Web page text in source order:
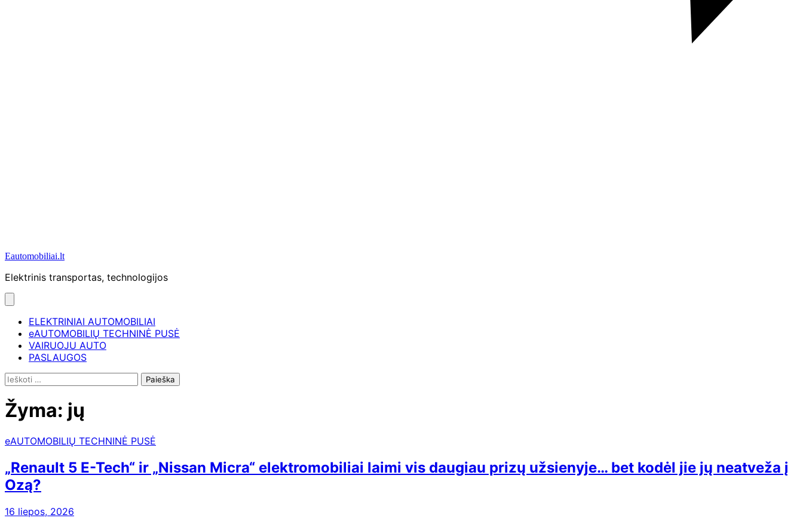
Eautomobiliai.lt
Elektrinis transportas, technologijos
ELEKTRINIAI AUTOMOBILIAI
eAUTOMOBILIŲ TECHNINĖ PUSĖ
VAIRUOJU AUTO
PASLAUGOS
Ieškoti:
Žyma: jų
eAUTOMOBILIŲ TECHNINĖ PUSĖ
„Renault 5 E-Tech“ ir „Nissan Micra“ elektromobiliai laimi vis daugiau prizų užsienyje… bet kodėl jie jų neatveža į
Ozą?
16 liepos, 2026